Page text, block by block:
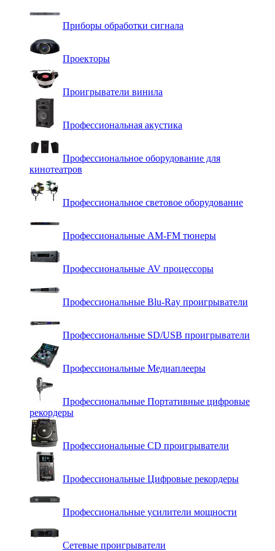
Приборы обработки сигнала
Проекторы
Проигрыватели винила
Профессиональная акустика
Профессиональное оборудование для
кинотеатров
Профессиональное световое оборудование
Профессиональные AM-FM тюнеры
Профессиональные AV процессоры
Профессиональные Blu-Ray проигрыватели
Профессиональные SD/USB проигрыватели
Профессиональные Медиаплееры
Профессиональные Портативные цифровые
рекордеры
Профессиональные СD проигрыватели
Профессиональные Цифровые рекордеры
Профессиональные усилители мощности
Сетевые проигрыватели